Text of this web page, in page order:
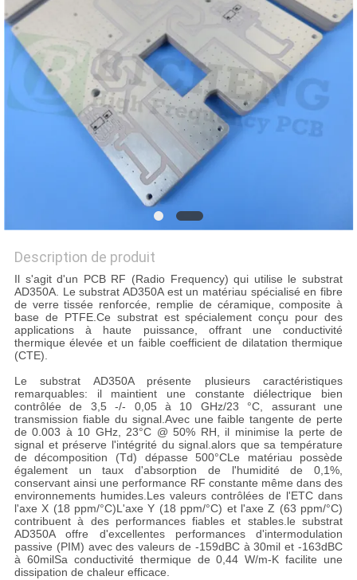
NOUVELLES
CAS
DE
CONFIDENTIALITÉ
Description de produit
Il s'agit d'un PCB RF (Radio Frequency) qui utilise le substrat
AD350A. Le substrat AD350A est un matériau spécialisé en fibre
de verre tissée renforcée, remplie de céramique, composite à
base de PTFE.Ce substrat est spécialement conçu pour des
applications à haute puissance, offrant une conductivité
thermique élevée et un faible coefficient de dilatation thermique
(CTE).
Le substrat AD350A présente plusieurs caractéristiques
remarquables: il maintient une constante diélectrique bien
contrôlée de 3,5 -/- 0,05 à 10 GHz/23 °C, assurant une
transmission fiable du signal.Avec une faible tangente de perte
de 0.003 à 10 GHz, 23°C @ 50% RH, il minimise la perte de
signal et préserve l'intégrité du signal.alors que sa température
de décomposition (Td) dépasse 500°CLe matériau possède
également un taux d'absorption de l'humidité de 0,1%,
conservant ainsi une performance RF constante même dans des
environnements humides.Les valeurs contrôlées de l'ETC dans
l'axe X (18 ppm/°C)L'axe Y (18 ppm/°C) et l'axe Z (63 ppm/°C)
contribuent à des performances fiables et stables.le substrat
AD350A offre d'excellentes performances d'intermodulation
passive (PIM) avec des valeurs de -159dBC à 30mil et -163dBC
à 60milSa conductivité thermique de 0,44 W/m-K facilite une
dissipation de chaleur efficace.